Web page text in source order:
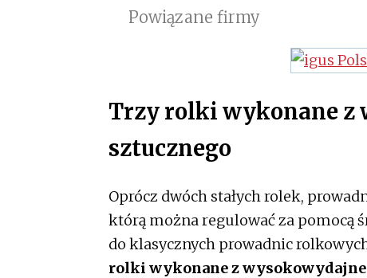
Powiązane firmy
Trzy rolki wykonane z
sztucznego
Oprócz dwóch stałych rolek,
którą można regulować za pomocą
do klasycznych prowadnic
rolki wykonane z